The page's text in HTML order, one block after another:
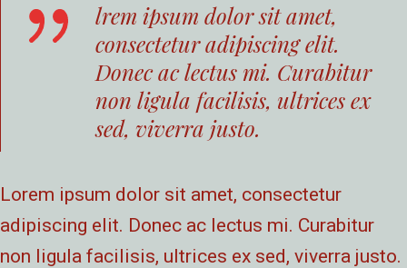
lrem ipsum dolor sit amet,
consectetur adipiscing elit.
Donec ac lectus mi. Curabitur
non ligula facilisis, ultrices ex
sed, viverra justo.
Lorem ipsum dolor sit amet, consectetur
adipiscing elit. Donec ac lectus mi. Curabitur
non ligula facilisis, ultrices ex sed, viverra justo.